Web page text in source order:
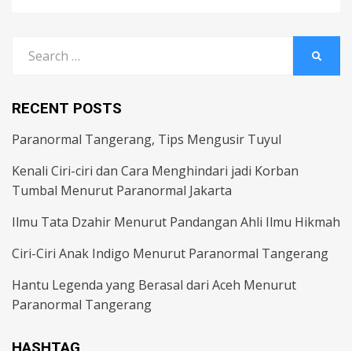
for:
RECENT POSTS
Paranormal Tangerang, Tips Mengusir Tuyul
Kenali Ciri-ciri dan Cara Menghindari jadi Korban
Tumbal Menurut Paranormal Jakarta
Ilmu Tata Dzahir Menurut Pandangan Ahli Ilmu Hikmah
Ciri-Ciri Anak Indigo Menurut Paranormal Tangerang
Hantu Legenda yang Berasal dari Aceh Menurut
Paranormal Tangerang